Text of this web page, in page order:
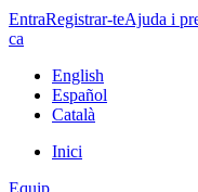
EntraRegistrar-teAjuda i
ca
English
Español
Català
Inici
Equip